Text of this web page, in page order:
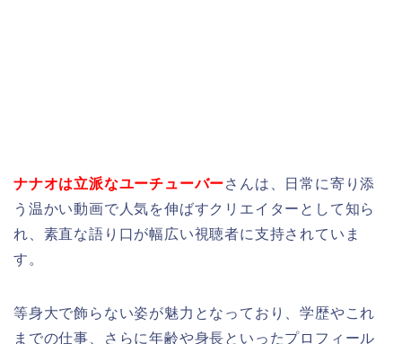
ナナオは立派なユーチューバーさんは、日常に寄り添
う温かい動画で人気を伸ばすクリエイターとして知ら
れ、素直な語り口が幅広い視聴者に支持されていま
す。
等身大で飾らない姿が魅力となっており、学歴やこれ
までの仕事、さらに年齢や身長といったプロフィール